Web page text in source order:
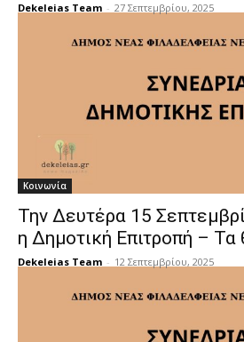
Dekeleias Team - 27 Σεπτεμβρίου, 2025
Κοινωνία
Την Δευτέρα 15
η Δημοτική Επιτροπή – Τα
Dekeleias Team - 12 Σεπτεμβρίου, 2025